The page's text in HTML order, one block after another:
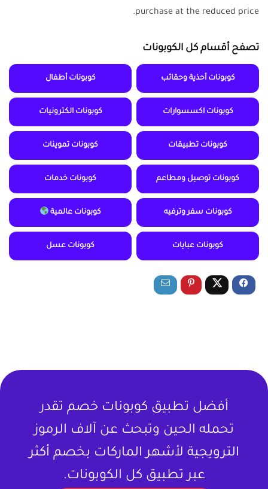
purchase at the reduced price.
تصفح أقسام كل الكوبونات
كوبونات أحذية وحقائب كوبونات أطفال
كوبونات اكسسوارات كوبونات الكترونيات
كوبونات تطبيقات كوبونات تموينات
كوبونات توصيل ومطاعم كوبونات خدمات
كوبونات سفر وترفيه كوبونات عالمية
كوبونات عبايات كوبونات عسل
أفضل تطبيق كوبونات خصم تقدر
تحمله الحين وتبحث عن آلاف الرموز
الترويجية لأشهر الماركات بخصم أكثر
عبر تطبيق كل الكوبونات.